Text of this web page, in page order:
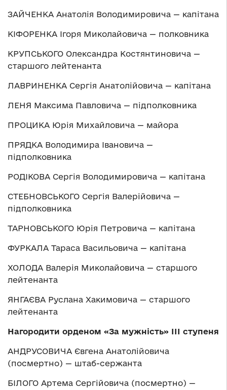
ЗАЙЧЕНКА Анатолія Володимировича — капітана
КІФОРЕНКА Ігоря Миколайовича — полковника
КРУПСЬКОГО Олександра Костянтиновича —
старшого лейтенанта
ЛАВРИНЕНКА Сергія Анатолійовича — капітана
ЛЕНЯ Максима Павловича — підполковника
ПРОЦИКА Юрія Михайловича — майора
ПРЯДКА Володимира Івановича —
підполковника
РОДІКОВА Сергія Володимировича — капітана
СТЕБНОВСЬКОГО Сергія Валерійовича —
підполковника
ТАРНОВСЬКОГО Юрія Петровича — капітана
ФУРКАЛА Тараса Васильовича — капітана
ХОЛОДА Валерія Миколайовича — старшого
лейтенанта
ЯНГАЄВА Руслана Хакимовича — старшого
лейтенанта
Нагородити орденом «За мужність» ІІІ ступеня
АНДРУСОВИЧА Євгена Анатолійовича
(посмертно) — штаб-сержанта
БІЛОГО Артема Сергійовича (посмертно) —